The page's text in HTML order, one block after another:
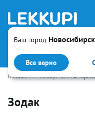
Ваш город Новосибирск
Все верно
Искать
Главная • Лекарственные
Зодак